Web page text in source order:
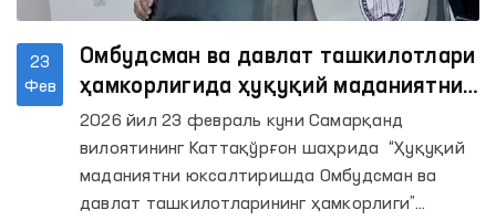
23
Фев
Омбудсман ва давлат ташкилотлари
ҳамкорлигида ҳуқуқий маданиятни
юксалтириш масалалари муҳокама
қилинди
2026 йил 23 февраль куни Самарқанд
вилоятининг Каттақўрғон шаҳрида “Ҳуқуқий
маданиятни юксалтиришда Омбудсман ва
давлат ташкилотларининг ҳамкорлиги”